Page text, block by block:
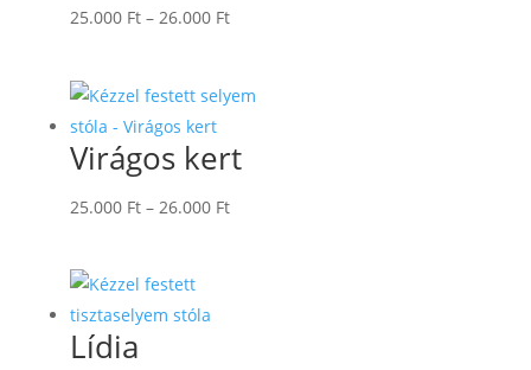
25.000 Ft – 26.000 FtÁrtartomány:
26.000 Ft
Virágos kert
25.000 Ft – 26.000 FtÁrtartomány:
Lídia